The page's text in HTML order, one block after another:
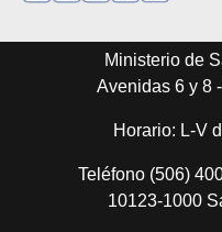
Ministerio de
Avenidas 6 y 8
Horario: L-V
Teléfono (506)
10123-1000